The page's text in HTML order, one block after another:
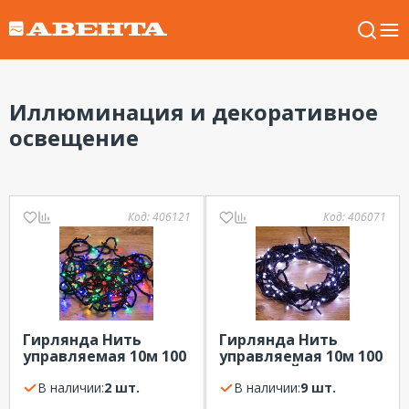
Иллюминация и декоративное
освещение
Код:406121
Гирлянда Нить
управляемая 10м 100
(RGYB) черный ПВХ
В наличии:
2 шт.
Код:406071
Гирлянда Нить
управляемая 10м 100
LED БЕЛЫЙ черный
ПВХ свечение с
В наличии:
9 шт.